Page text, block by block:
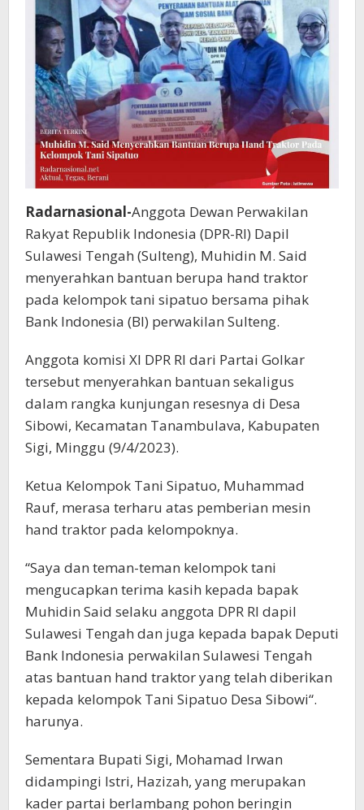
Radarnasional-Anggota Dewan Perwakilan
Rakyat Republik Indonesia (DPR-RI) Dapil
Sulawesi Tengah (Sulteng), Muhidin M. Said
menyerahkan bantuan berupa hand traktor
pada kelompok tani sipatuo bersama pihak
Bank Indonesia (BI) perwakilan Sulteng.
Anggota komisi XI DPR RI dari Partai Golkar
tersebut menyerahkan bantuan sekaligus
dalam rangka kunjungan resesnya di Desa
Sibowi, Kecamatan Tanambulava, Kabupaten
Sigi, Minggu (9/4/2023).
Ketua Kelompok Tani Sipatuo, Muhammad
Rauf, merasa terharu atas pemberian mesin
hand traktor pada kelompoknya.
“Saya dan teman-teman kelompok tani
mengucapkan terima kasih kepada bapak
Muhidin Said selaku anggota DPR RI dapil
Sulawesi Tengah dan juga kepada bapak Deputi
Bank Indonesia perwakilan Sulawesi Tengah
atas bantuan hand traktor yang telah diberikan
kepada kelompok Tani Sipatuo Desa Sibowi“.
harunya.
Sementara Bupati Sigi, Mohamad Irwan
didampingi Istri, Hazizah, yang merupakan
kader partai berlambang pohon beringin